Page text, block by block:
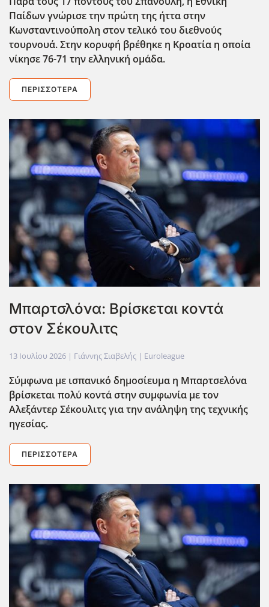
Παίδων γνώρισε την πρώτη της ήττα στην
Κωνσταντινούπολη στον τελικό του διεθνούς
τουρνουά. Στην κορυφή βρέθηκε η Κροατία η οποία
νίκησε 76-71 την ελληνική ομάδα.
ΠΕΡΙΣΣΌΤΕΡΑ
Mπαρτσλόνα: Βρίσκεται κοντά
στον Σέκουλιτς
13 Ιουλίου 2026 | Γιάννης Σιαβελής | Euroleague
Σύμφωνα με ισπανικό δημοσίευμα η Μπαρτσελόνα
βρίσκεται πολύ κοντά στην συμφωνία με τον
Αλεξάντερ Σέκουλιτς για την ανάληψη της τεχνικής
ηγεσίας.
ΠΕΡΙΣΣΌΤΕΡΑ